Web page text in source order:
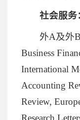
社会服务
外A及外
Business
International
Accounting
Review,
Research